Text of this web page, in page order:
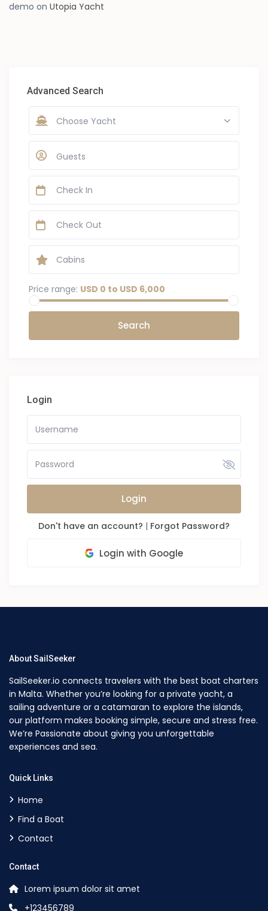
demo onUtopia Yacht
Advanced Search
Choose Yacht
Guests
Price range: USD 0 to USD 6,000
Login
Login
Don't have an account? | Forgot Password?
Login with Google
About SailSeeker
SailSeeker.io connects travelers with the best boat charters
in Malta. Whether you’re looking for a private yacht, a
sailing adventure or a catamaran to explore the islands,
our platform makes booking simple, secure and stress free.
We’re Passionate about giving you unforgettable
experiences and sea.
Quick Links
Home
Find a Boat
Contact
Contact
Lorem ipsum dolor sit amet
+123456789